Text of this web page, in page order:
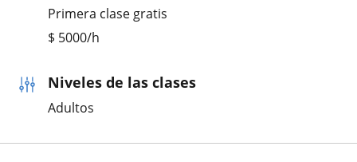
Primera clase gratis
$ 5000/h
Niveles de las clases
Adultos